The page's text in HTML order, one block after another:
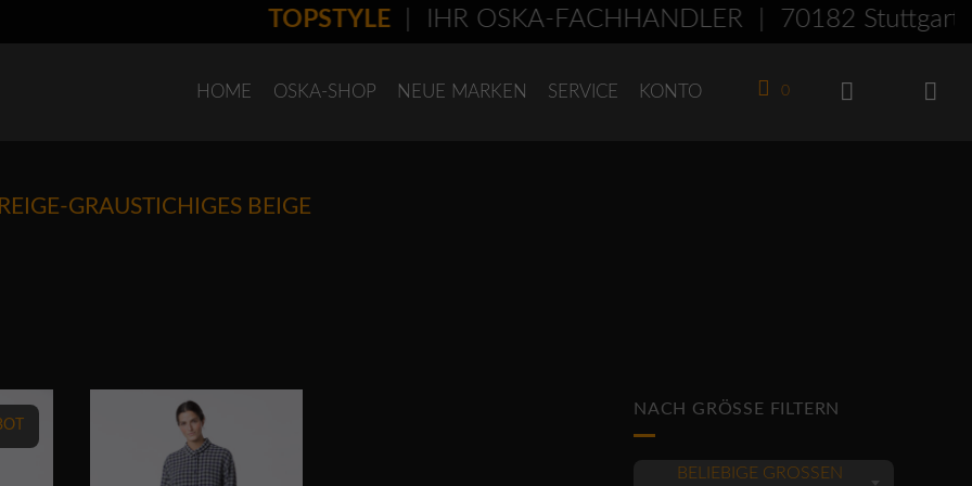
TOPSTYLE| IHR OSKA-FACHHÄNDLER | 70182
HOME OSKA-SHOP NEUE MARKEN SERVICE KONTO 0
GRAUSTICHIGES BEIGE
Dieses Produkt weist mehrere Varianten auf. Die Optionen können auf der Produktseite gewählt werden
NACH GRÖSSE FILTERN
BELIEBIGE GRÖSSEN